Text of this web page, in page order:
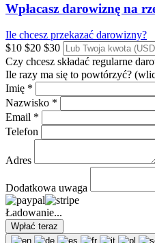
Wpłacasz darowiznę na
Ile chcesz przekazać darowizny?
$10 $20 $30
Czy chcesz składać regularne
Ile razy ma się to powtórzyć?
Imię *
Nazwisko *
Email *
Telefon
Adres
Dodatkowa uwaga
Ładowanie...